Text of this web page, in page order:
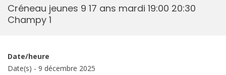
recherche
Créneau jeunes 9 17 ans mardi 19:00 20:30
Champy 1
Date/heure
Date(s) - 9 décembre 2025